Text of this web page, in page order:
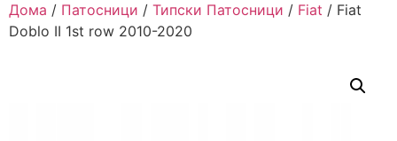
Дома / Патосници / Типски Патосници / Fiat / Fiat
Doblo II 1st row 2010-2020